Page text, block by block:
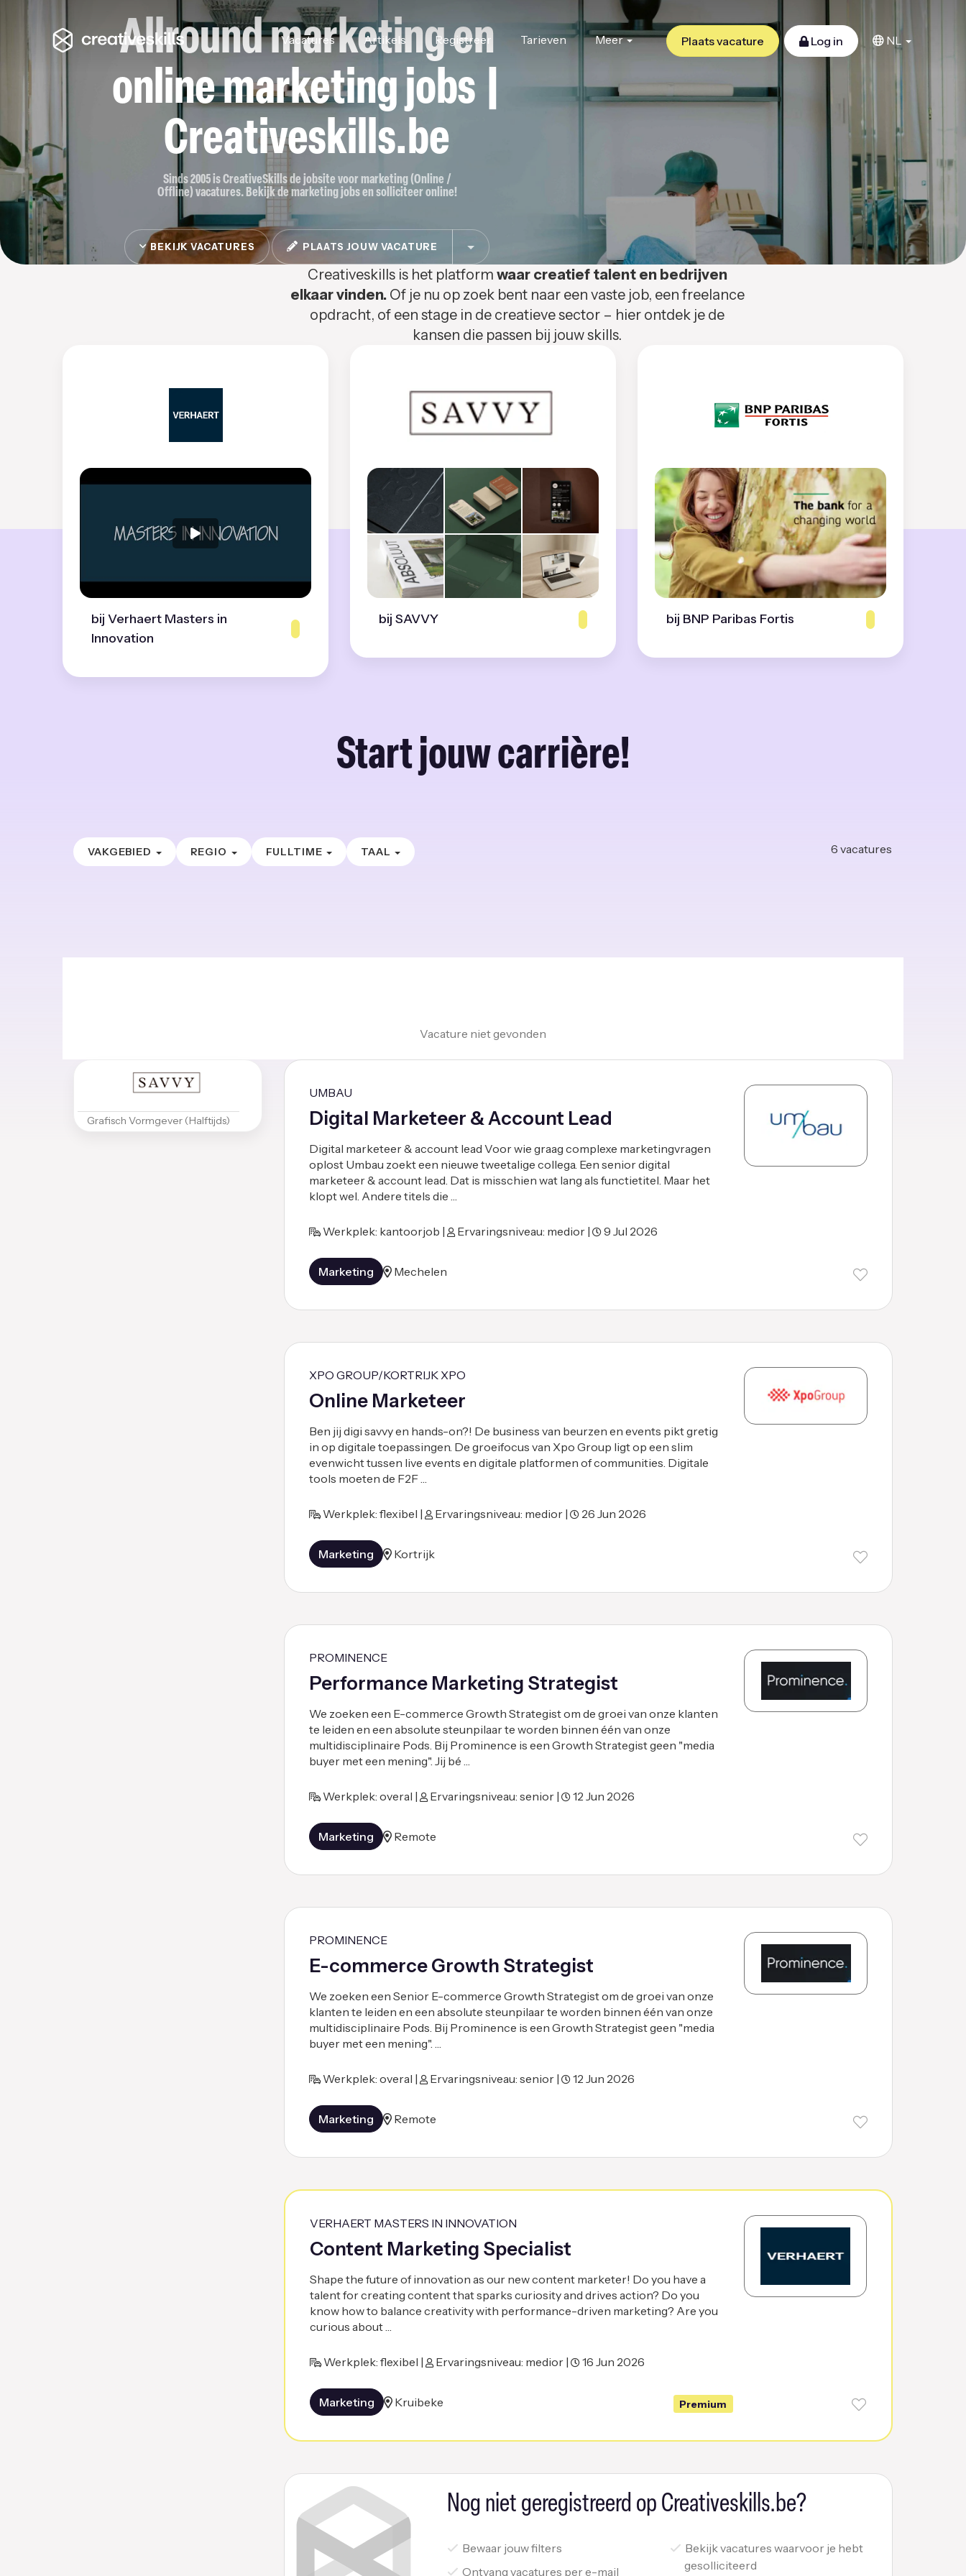
Vacatures Artikels Registreer Tarieven Meer Plaats vacature Log in NL
Allround marketing en
online marketing jobs |
Creativeskills.be
Sinds 2005 is CreativeSkills de jobsite voor marketing (Online /
Offline) vacatures. Bekijk de marketing jobs en solliciteer online!
BEKIJK VACATURES PLAATS JOUW VACATURE
Creativeskills is het platform waar creatief talent en bedrijven
elkaar vinden. Of je nu op zoek bent naar een vaste job, een freelance
opdracht, of een stage in de creatieve sector – hier ontdek je de
kansen die passen bij jouw skills.
bij Verhaert Masters in
Innovation
bij SAVVY bij BNP Paribas Fortis
Start jouw carrière!
VAKGEBIED REGIO FULLTIME TAAL 6 vacatures
Vacature niet gevonden
Grafisch Vormgever (Halftijds)
UMBAU
Digital Marketeer & Account Lead
Digital marketeer & account lead Voor wie graag complexe marketingvragen
oplost Umbau zoekt een nieuwe tweetalige collega. Een senior digital
marketeer & account lead. Dat is misschien wat lang als functietitel. Maar het
klopt wel. Andere titels die …
Werkplek: kantoorjob | Ervaringsniveau: medior | 9 Jul 2026
Marketing Mechelen
XPO GROUP/KORTRIJK XPO
Online Marketeer
Ben jij digi savvy en hands-on?! De business van beurzen en events pikt gretig
in op digitale toepassingen. De groeifocus van Xpo Group ligt op een slim
evenwicht tussen live events en digitale platformen of communities. Digitale
tools moeten de F2F …
Werkplek: flexibel | Ervaringsniveau: medior | 26 Jun 2026
Marketing Kortrijk
PROMINENCE
Performance Marketing Strategist
We zoeken een E-commerce Growth Strategist om de groei van onze klanten
te leiden en een absolute steunpilaar te worden binnen één van onze
multidisciplinaire Pods. Bij Prominence is een Growth Strategist geen "media
buyer met een mening". Jij bé …
Werkplek: overal | Ervaringsniveau: senior | 12 Jun 2026
Marketing Remote
PROMINENCE
E-commerce Growth Strategist
We zoeken een Senior E-commerce Growth Strategist om de groei van onze
klanten te leiden en een absolute steunpilaar te worden binnen één van onze
multidisciplinaire Pods. Bij Prominence is een Growth Strategist geen "media
buyer met een mening". …
Werkplek: overal | Ervaringsniveau: senior | 12 Jun 2026
Marketing Remote
VERHAERT MASTERS IN INNOVATION
Content Marketing Specialist
Shape the future of innovation as our new content marketer! Do you have a
talent for creating content that sparks curiosity and drives action? Do you
know how to balance creativity with performance-driven marketing? Are you
curious about …
Werkplek: flexibel | Ervaringsniveau: medior | 16 Jun 2026
Marketing Kruibeke Premium
Nog niet geregistreerd op Creativeskills.be?
Bewaar jouw filters
Ontvang vacatures per e-mail
Bekijk vacatures waarvoor je hebt
gesolliciteerd